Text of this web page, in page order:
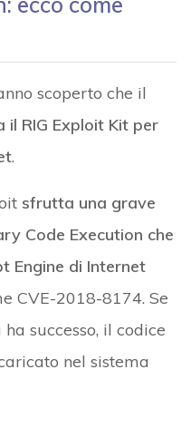
scoperto che il
il RIG Exploit Kit per
.
sfrutta una grave
Code Execution che
Engine di Internet
CVE-2018-8174. Se
successo, il codice
nel sistema